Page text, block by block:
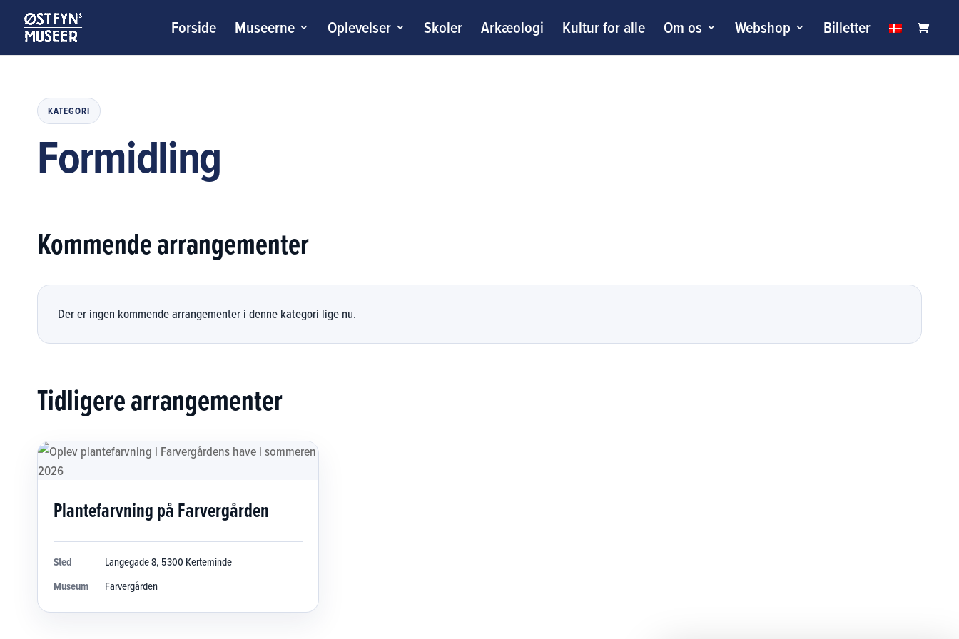
Forside Museerne Oplevelser Skoler Arkæologi Kultur for alle Om os Webshop Billetter
KATEGORI
Formidling
Kommende arrangementer
Der er ingen kommende arrangementer i denne kategori lige nu.
Tidligere arrangementer
Plantefarvning på Farvergården
Sted Langegade 8, 5300 Kerteminde
Museum Farvergården